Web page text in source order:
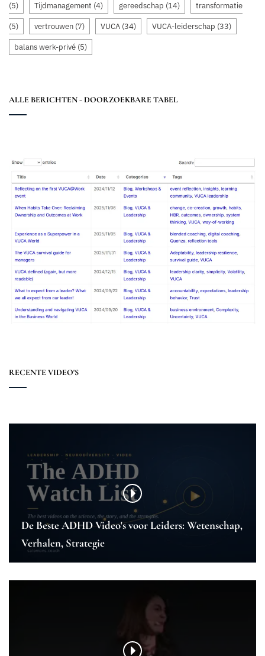
(5) Tijdmanagement (4) gereedschap (14) transformatie
(5) vertrouwen (7) VUCA (34) VUCA-leiderschap (33)
balans werk-privé (5)
ALLE BERICHTEN - DOORZOEKBARE TABEL
RECENTE VIDEO'S
De Beste ADHD Video's voor Leiders: Wetenschap,
Verhalen, Strategie